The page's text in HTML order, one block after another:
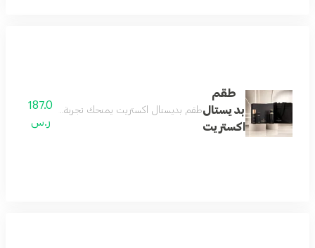
طقم
بديستال
اكستريت
طقم بديستال اكستريت يمنحك تجربة عطرية متكاملة
187.0
ر.س